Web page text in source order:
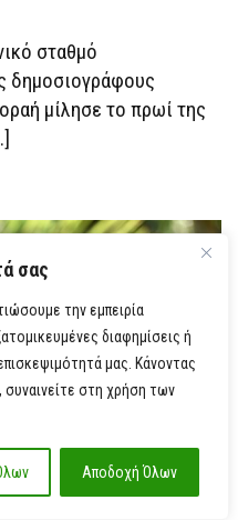
σας
την εμπειρία
διαφημίσεις ή
μας. Κάνοντας
στη χρήση των
Αποδοχή Όλων
σταθμό
δημοσιογράφους
μίλησε το πρωί της